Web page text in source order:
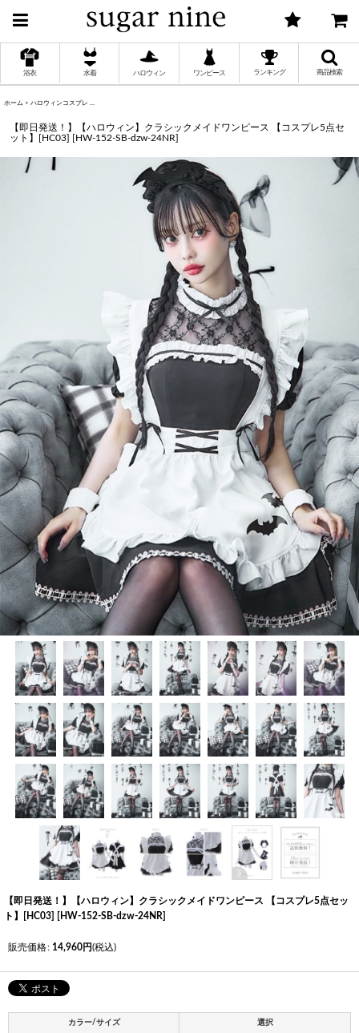
浴衣 水着 ハロウィン ワンピース ランキング 商品検索
ホーム > ハロウィンコスプレ
【即日発送！】【ハロウィン】クラシックメイドワンピース 【コスプレ5点セ
ット】[HC03] [HW-152-SB-dzw-24NR]
【即日発送！】【ハロウィン】クラシックメイドワンピース 【コスプレ5点セッ
ト】[HC03] [ HW-152-SB-dzw-24NR]
販売価格: 14,960円(税込)
カラー/サイズ 選択